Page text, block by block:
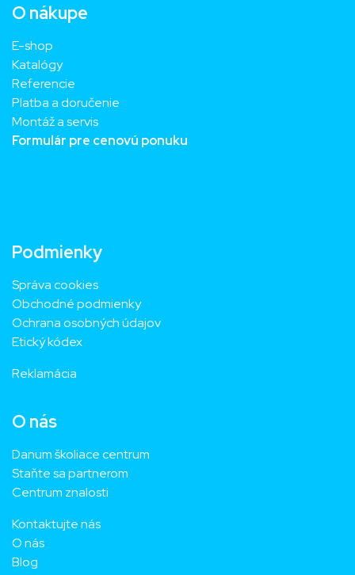
O nákupe
E-shop
Katalógy
Referencie
Platba a doručenie
Montáž a servis
Formulár pre cenovú ponuku
Podmienky
Správa cookies
Obchodné podmienky
Ochrana osobných údajov
Etický kódex
Reklamácia
O nás
Danum školiace centrum
Staňte sa partnerom
Centrum znalosti
Kontaktujte nás
O nás
Blog